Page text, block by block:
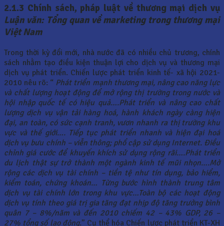
2.1.3 Chính sách, pháp luật về thương mại dịch vụ
Luận văn: Tổng quan về marketing trong thương mại
Việt Nam
Trong thời kỳ đổi mới, nhà nước đã có nhiều chủ trương, chính
sách nhằm tạo điều kiện thuận lợi cho dịch vụ và thương mại
dịch vụ phát triển. Chiến lược phát triển kinh tế- xã hội 2021-
2010 nêu rõ: “ Phát triển mạnh thương mại, nâng cao năng lực
và chất lượng hoạt động để mở rộng thị trường trong nước và
hội nhập quốc tế có hiệu quả….Phát triển và nâng cao chất
lượng dịch vụ vận tải hàng hoá, hành khách ngày càng hiện
đại, an toàn, có sức cạnh tranh, vươn nhanh ra thị trường khu
vực và thế giới…. Tiếp tục phát triển nhanh và hiện đại hoá
dịch vụ bưu chính – viễn thông; phổ cập sử dụng Internet. Điều
chỉnh giá cước để khuyến khích sử dụng rộng rãi….Phát triển
du lịch thật sự trở thành một ngành kinh tế mũi nhọn….Mở
rộng các dịch vụ tài chính – tiền tệ như tín dụng, bảo hiểm,
kiểm toán, chứng khoán… Từng bước hình thành trung tâm
dịch vụ tài chính lớn trong khu vực…Toàn bộ các hoạt động
dịch vụ tính theo giá trị gia tăng đạt nhịp độ tăng trưởng bình
quân 7 – 8%/năm và đến 2010 chiếm 42 – 43% GDP, 26 –
27% tổng số lao động.” Cụ thể hóa Chiến lược phát triển KT-XH